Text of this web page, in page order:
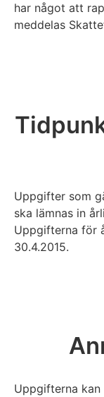
har något att
meddelas
Uppgifter som
ska lämnas in
Uppgifterna för
30.4.2015.
Uppgifterna